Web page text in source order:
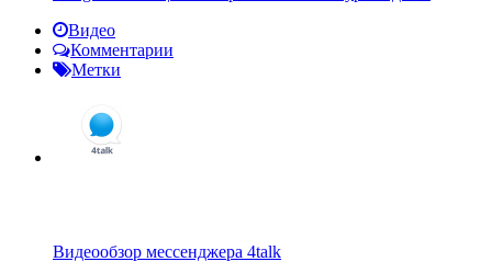
Видео
Комментарии
Метки
Видеообзор мессенджера 4talk